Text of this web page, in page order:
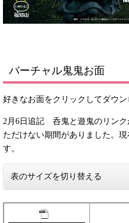
バーチャル鬼鬼お面
好きなお面をクリックしてダウン
2月6日追記 呑鬼と遊鬼のリンク
ただけない期間がありました。
す。
表のサイズを切り替える